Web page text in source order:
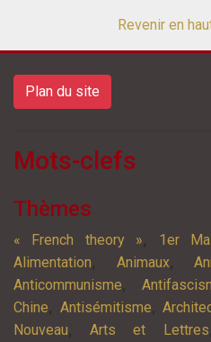
Revenir en
Plan du site
Mots-clefs
Thèmes
« French theory », 1er
Alimentation, Animaux,
Anticommunisme,
Chine, Antisémitisme,
Nouveau,Arts et Lettres